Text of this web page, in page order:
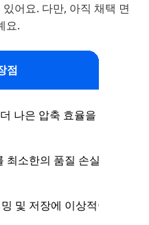
어요. 다만, 아직 채택 면
요.
점
나은 압축 효율을 제공해
소한의 품질 손실로 지원
및 저장에 이상적이에요.